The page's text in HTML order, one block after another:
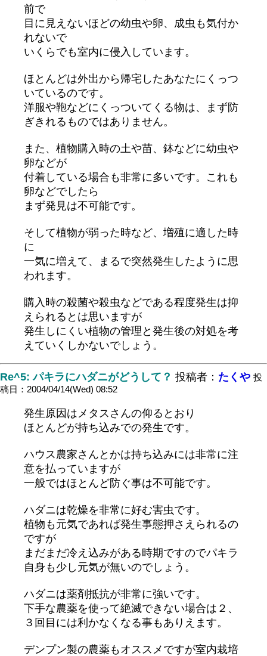
前で
目に見えないほどの幼虫や卵、成虫も気付か
れないで
いくらでも室内に侵入しています。
ほとんどは外出から帰宅したあなたにくっつ
いているのです。
洋服や鞄などにくっついてくる物は、まず防
ぎきれるものではありません。
また、植物購入時の土や苗、鉢などに幼虫や
卵などが
付着している場合も非常に多いです。これも
卵などでしたら
まず発見は不可能です。
そして植物が弱った時など、増殖に適した時
に
一気に増えて、まるで突然発生したように思
われます。
購入時の殺菌や殺虫などである程度発生は抑
えられるとは思いますが
発生しにくい植物の管理と発生後の対処を考
えていくしかないでしょう。
Re^5: パキラにハダニがどうして？ 投稿者： たくや 投
稿日：2004/04/14(Wed) 08:52
発生原因はメタスさんの仰るとおり
ほとんどが持ち込みでの発生です。
ハウス農家さんとかは持ち込みには非常に注
意を払っていますが
一般ではほとんど防ぐ事は不可能です。
ハダニは乾燥を非常に好む害虫です。
植物も元気であれば発生事態押さえられるの
ですが
まだまだ冷え込みがある時期ですのでパキラ
自身も少し元気が無いのでしょう。
ハダニは薬剤抵抗が非常に強いです。
下手な農薬を使って絶滅できない場合は２、
３回目には利かなくなる事もありえます。
デンプン製の農薬もオススメですが室内栽培